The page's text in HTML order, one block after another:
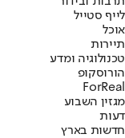
לייף סטייל
אוכל
תיירות
טכנולוגיה ומדע
הורוסקופ
ForReal
מגזין השבוע
דעות
חדשות בארץ